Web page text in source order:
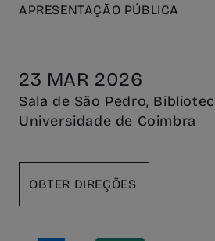
APRESENTAÇÃO PÚBLICA
23 MAR 2026
Sala de São Pedro,
Universidade de Coimbra
OBTER DIREÇÕES